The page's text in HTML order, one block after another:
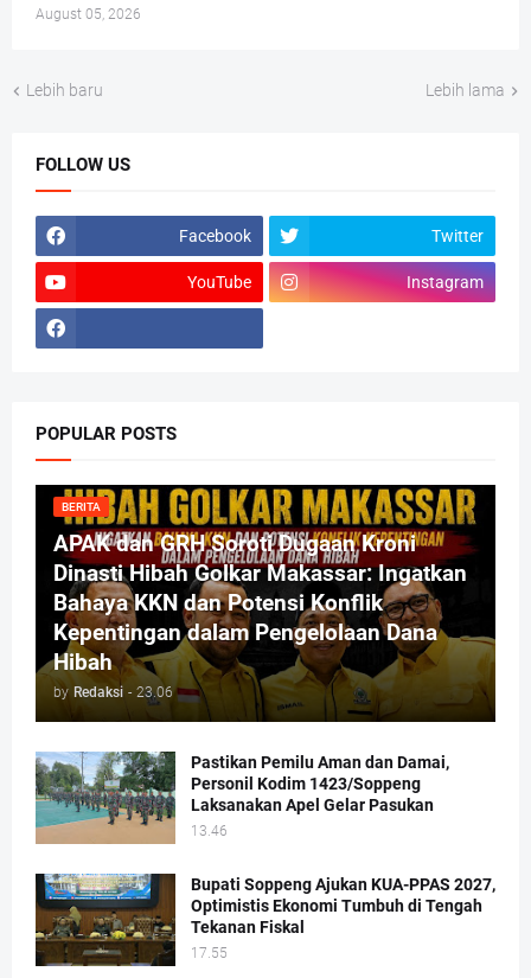
August 05, 2026
Lebih baru Lebih lama
FOLLOW US
Facebook Twitter
YouTube Instagram
POPULAR POSTS
BERITA
APAK dan GRH Soroti Dugaan Kroni
Dinasti Hibah Golkar Makassar: Ingatkan
Bahaya KKN dan Potensi Konflik
Kepentingan dalam Pengelolaan Dana
Hibah
by Redaksi - 23.06
Pastikan Pemilu Aman dan Damai,
Personil Kodim 1423/Soppeng
Laksanakan Apel Gelar Pasukan
13.46
Bupati Soppeng Ajukan KUA-PPAS 2027,
Optimistis Ekonomi Tumbuh di Tengah
Tekanan Fiskal
17.55